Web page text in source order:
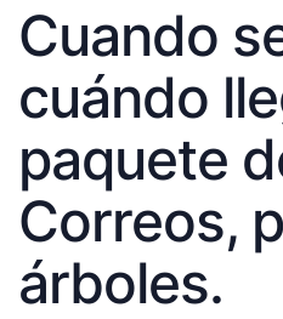
Cuando
cuándo
paquete
Correos,
árboles.